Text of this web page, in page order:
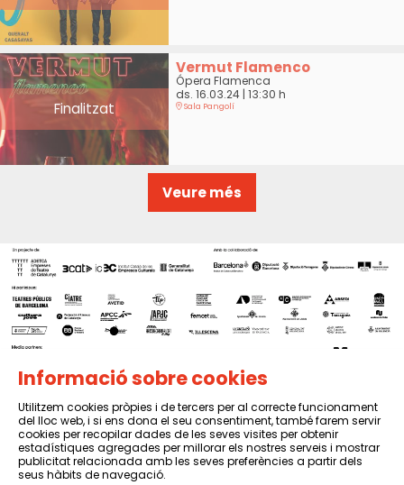
Finalitzat
Vermut Flamenco
Ópera Flamenca
ds. 16.03.24| 13:30 h
Sala Pangolí
Veure més
Sitemap | Avís Legal | Política de privacitat | Contactar
Informació sobre cookies
Utilitzem cookies pròpies i de tercers per al correcte funcionament
del lloc web, i si ens dona el seu consentiment, també farem servir
cookies per recopilar dades de les seves visites per obtenir
estadístiques agregades per millorar els nostres serveis i mostrar
publicitat relacionada amb les seves preferències a partir dels
seus hàbits de navegació.